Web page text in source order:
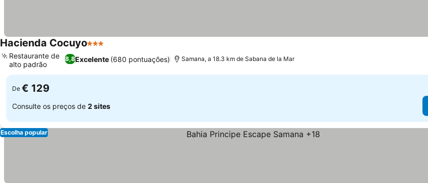
Hacienda Cocuyo3 Estrelas
8,8Excelente (680 pontuações)
Restaurante de
alto padrão
Samana, a 18.3 km de Sabana de la Mar
De € 129
Consulte os preços de 2 sites
Escolha popular